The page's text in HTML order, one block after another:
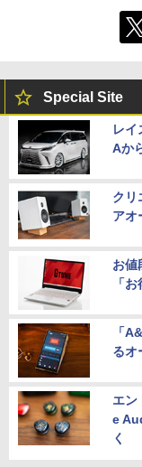
Special Site
レイ
Aか
クリ
アオ
お値
「
「
るオ
エン
e
く